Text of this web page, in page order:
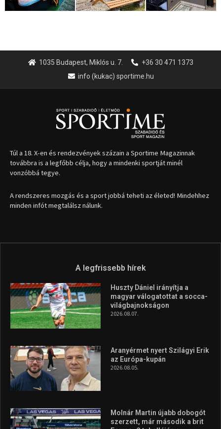
1035 Budapest, Miklós u. 7.
+36 30 471 1373
info (kukac) sportime.hu
Túl a 18. X-en és rendezvények százain a Sportime Magazinnak
továbbra is a legfőbb célja, hogy a mindenki sportját minél
vonzóbbá tegye.
A rendszeres mozgás és a sport jobbá teheti az életed! Mindehhez
minden infót megtalálsz nálunk.
A legfrissebb hírek
Huszty Dániel irányítja a
magyar válogatottat a socca-
világbajnokságon
2026.08.07.
Aranyérmet nyert Szilágyi Erik
az Európa-kupán
2026.08.05.
Molnár Martin újabb dobogót
szerzett, már második a brit